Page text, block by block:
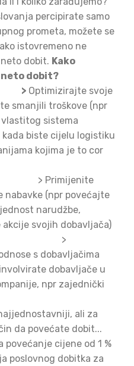
percipirate samo
prometa, možete se
istovremeno ne
dobit. Kako
i neto dobit?
Optimizirajte svoje
smanjili troškove (npr
sistema
biste cijelu logistiku
kojima je to cor
nabavke (npr povećajte
narudžbe,
svojih dobavljača)
s dobavljačima
dobavljače u
npr zajednički
ali za
da povećate dobit...
povećanje cijene od 1 %
poslovnog dobitka za